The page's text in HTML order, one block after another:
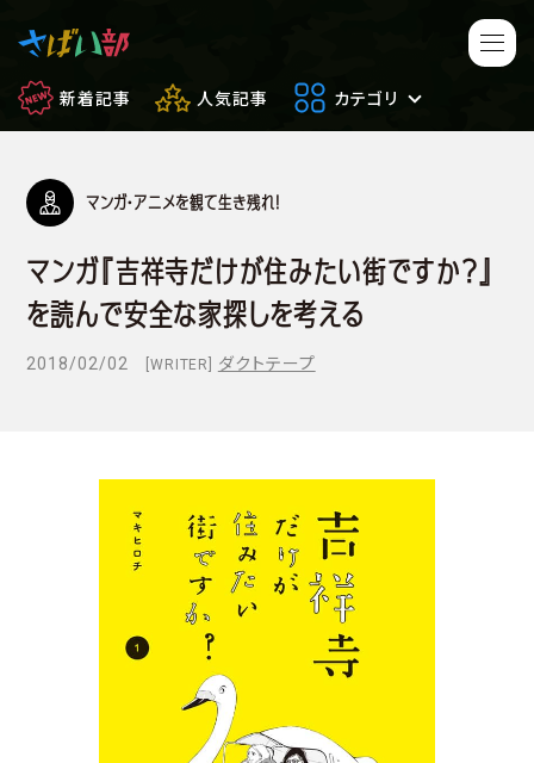
新着記事 人気記事 カテゴリ
マンガ・アニメ
ゲーム 日常のサバイバル
フィールドレビュー やってみた
マンガ・アニメを観て生き残れ！
マンガ『吉祥寺だけが住みたい街ですか？』
を読んで安全な家探しを考える
2018/02/02 [WRITER] ダクトテープ